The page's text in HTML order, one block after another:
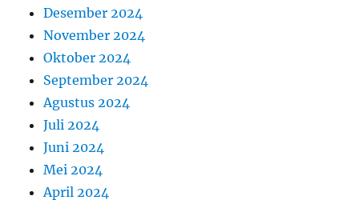
Desember 2024
November 2024
Oktober 2024
September 2024
Agustus 2024
Juli 2024
Juni 2024
Mei 2024
April 2024